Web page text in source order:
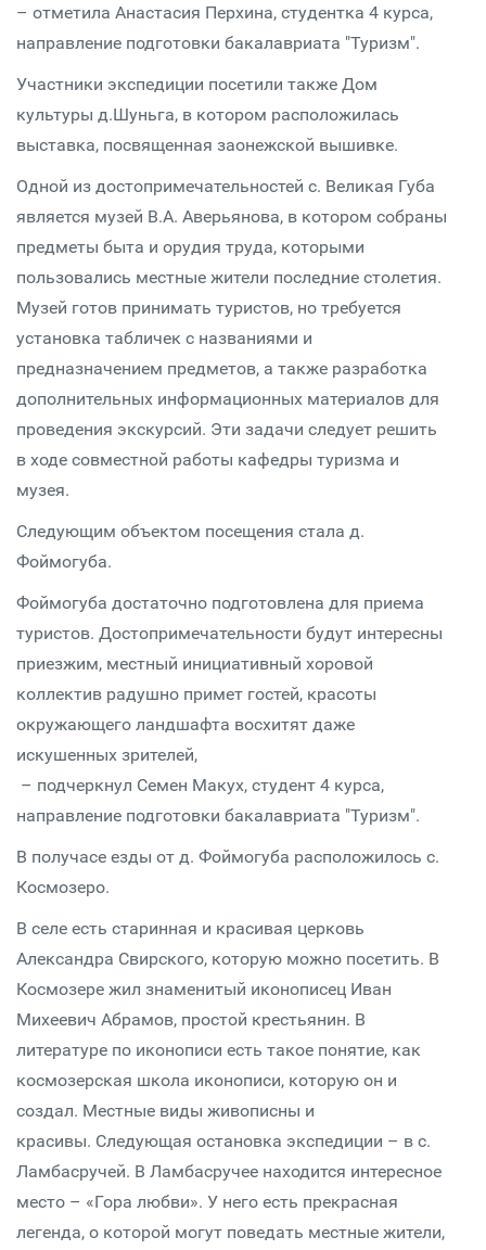
– отметила Анастасия Перхина, студентка 4 курса,
направление подготовки бакалавриата "Туризм".
Участники экспедиции посетили также Дом
культуры д.Шуньга, в котором расположилась
выставка, посвященная заонежской вышивке.
Одной из достопримечательностей с. Великая Губа
является музей В.А. Аверьянова, в котором собраны
предметы быта и орудия труда, которыми
пользовались местные жители последние столетия.
Музей готов принимать туристов, но требуется
установка табличек с названиями и
предназначением предметов, а также разработка
дополнительных информационных материалов для
проведения экскурсий. Эти задачи следует решить
в ходе совместной работы кафедры туризма и
музея.
Следующим объектом посещения стала д.
Фоймогуба.
Фоймогуба достаточно подготовлена для приема
туристов. Достопримечательности будут интересны
приезжим, местный инициативный хоровой
коллектив радушно примет гостей, красоты
окружающего ландшафта восхитят даже
искушенных зрителей,
– подчеркнул Семен Макух, студент 4 курса,
направление подготовки бакалавриата "Туризм".
В получасе езды от д. Фоймогуба расположилось с.
Космозеро.
В селе есть старинная и красивая церковь
Александра Свирского, которую можно посетить. В
Космозере жил знаменитый иконописец Иван
Михеевич Абрамов, простой крестьянин. В
литературе по иконописи есть такое понятие, как
космозерская школа иконописи, которую он и
создал. Местные виды живописны и
красивы. Следующая остановка экспедиции – в с.
Ламбасручей. В Ламбасручее находится интересное
место – «Гора любви». У него есть прекрасная
легенда, о которой могут поведать местные жители,